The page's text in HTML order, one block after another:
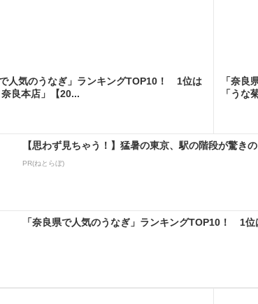
で人気のうなぎ」ランキングTOP10！ 1位は
奈良本店」【20...
「奈
「うな
【思わず見ちゃう！】猛暑の東京、駅の階段が驚き
PR(ねとらぼ)
「奈良県で人気のうなぎ」ランキングTOP10！ 1